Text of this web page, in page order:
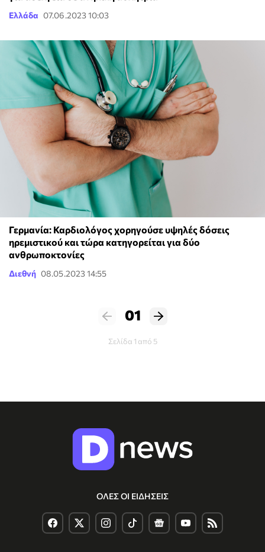
Ελλάδα 07.06.2023 10:03
Γερμανία: Καρδιολόγος χορηγούσε υψηλές δόσεις
ηρεμιστικού και τώρα κατηγορείται για δύο
ανθρωποκτονίες
Διεθνή 08.05.2023 14:55
01
Σελίδα 1 από 5
ΟΛΕΣ ΟΙ ΕΙΔΗΣΕΙΣ